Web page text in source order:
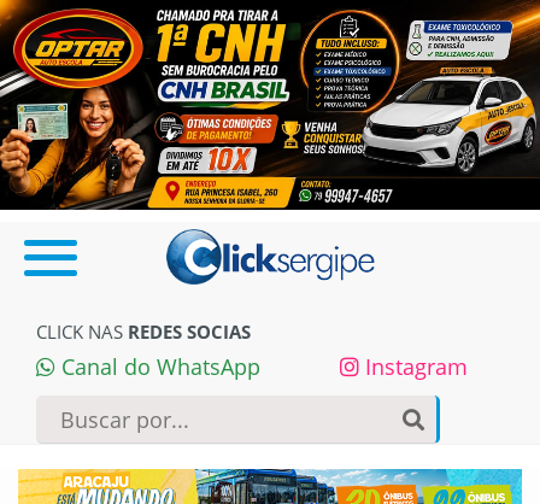
CLICK NAS REDES SOCIAS
Canal do WhatsApp Instagram